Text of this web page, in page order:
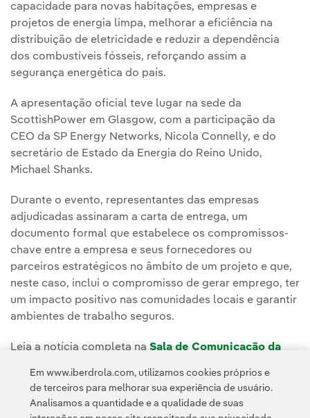
capacidade para novas habitações, empresas e
projetos de energia limpa, melhorar a eficiência na
distribuição de eletricidade e reduzir a dependência
dos combustíveis fósseis, reforçando assim a
segurança energética do país.
A apresentação oficial teve lugar na sede da
ScottishPower em Glasgow, com a participação da
CEO da SP Energy Networks, Nicola Connelly, e do
secretário de Estado da Energia do Reino Unido,
Michael Shanks.
Durante o evento, representantes das empresas
adjudicadas assinaram a carta de entrega, um
documento formal que estabelece os compromissos-
chave entre a empresa e seus fornecedores ou
parceiros estratégicos no âmbito de um projeto e que,
neste caso, inclui o compromisso de gerar emprego, ter
um impacto positivo nas comunidades locais e garantir
ambientes de trabalho seguros.
Leia a notícia completa na Sala de Comunicação da
Em www.iberdrola.com, utilizamos cookies próprios e
de terceiros para melhorar sua experiência de usuário.
Analisamos a quantidade e a qualidade de suas